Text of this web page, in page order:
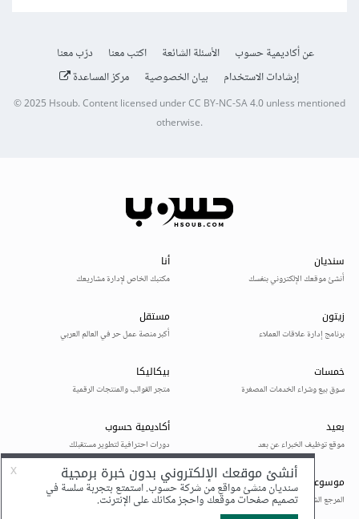
عن أكاديمية حسوب الأسئلة الشائعة اكتب معنا
درّب معنا
إرشادات الاستخدام
بيان الخصوصية مركز المساعدة
© 2025Hsoub.Content licensed underCC BY-NC-SA 4.0unless mentioned
otherwise.